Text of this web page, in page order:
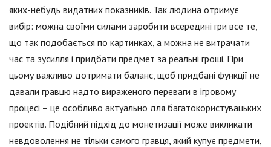
яких-небудь видатних показників. Так людина отримує
вибір: можна своїми силами заробити всередині гри все те,
що так подобається по картинках, а можна не витрачати
час та зусилля і придбати предмет за реальні гроші. При
цьому важливо дотримати баланс, щоб придбані функції не
давали гравцю надто вираженого переваги в ігровому
процесі – це особливо актуально для багатокористувацьких
проектів. Подібний підхід до монетизації може викликати
невдоволення не тільки самого гравця, який купує предмети,